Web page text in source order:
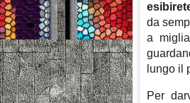
da
a
lungo il
Per